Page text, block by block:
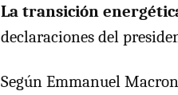
La transición
declaraciones del
Según Emmanuel